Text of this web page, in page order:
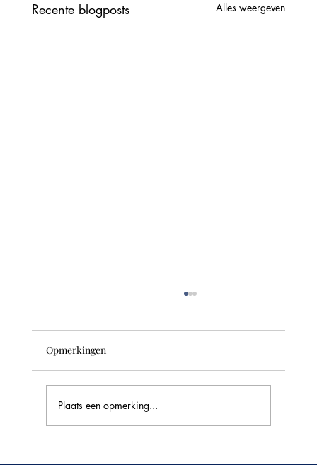
Recente blogposts Alles weergeven
Opmerkingen
Plaats een opmerking...